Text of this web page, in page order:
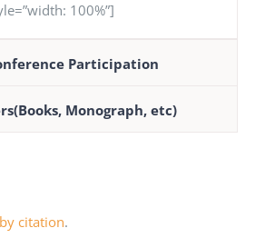
100%”]
Participation
Monograph, etc)
by citation.